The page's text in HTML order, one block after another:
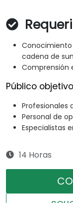
Conocimiento
cadena de
Comprensión
Público objetivo
Profesionales
Personal de
Especialistas
14 Horas